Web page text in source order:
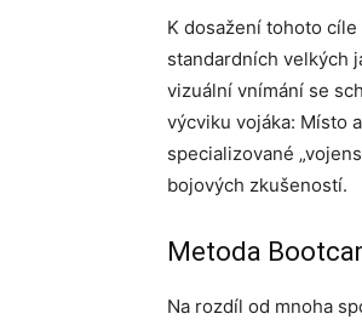
K dosažení tohoto
standardních velkých
vizuální vnímání se
výcviku vojáka: Místo
specializované
bojových zkušeností.
Metoda
Na rozdíl od mnoha